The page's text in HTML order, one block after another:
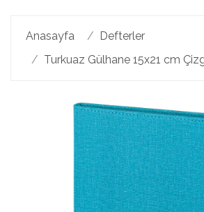
Anasayfa
Defterler
Turkuaz Gülhane 15x21 cm